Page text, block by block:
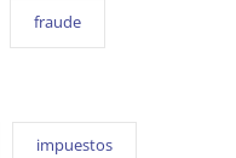
fraude
impuestos